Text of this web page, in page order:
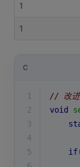
1
1
C
1
// 改进
2
void
3
4
5
if